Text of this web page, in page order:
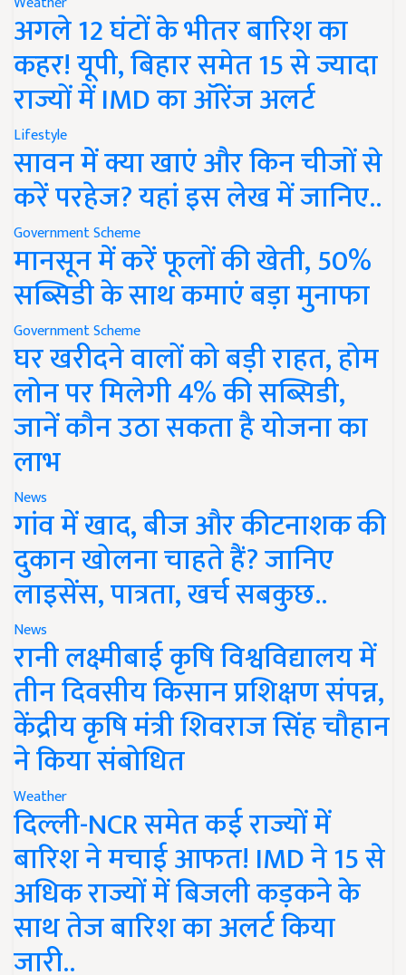
अगले 12 घंटों के भीतर बारिश का
कहर! यूपी, बिहार समेत 15 से ज्यादा
राज्यों में IMD का ऑरेंज अलर्ट
Lifestyle
सावन में क्या खाएं और किन चीजों से
करें परहेज? यहां इस लेख में जानिए..
Government Scheme
मानसून में करें फूलों की खेती, 50%
सब्सिडी के साथ कमाएं बड़ा मुनाफा
Government Scheme
घर खरीदने वालों को बड़ी राहत, होम
लोन पर मिलेगी 4% की सब्सिडी,
जानें कौन उठा सकता है योजना का
लाभ
News
गांव में खाद, बीज और कीटनाशक की
दुकान खोलना चाहते हैं? जानिए
लाइसेंस, पात्रता, खर्च सबकुछ..
News
रानी लक्ष्मीबाई कृषि विश्वविद्यालय में
तीन दिवसीय किसान प्रशिक्षण संपन्न,
केंद्रीय कृषि मंत्री शिवराज सिंह चौहान
ने किया संबोधित
Weather
दिल्ली-NCR समेत कई राज्यों में
बारिश ने मचाई आफत! IMD ने 15 से
अधिक राज्यों में बिजली कड़कने के
साथ तेज बारिश का अलर्ट किया
जारी..